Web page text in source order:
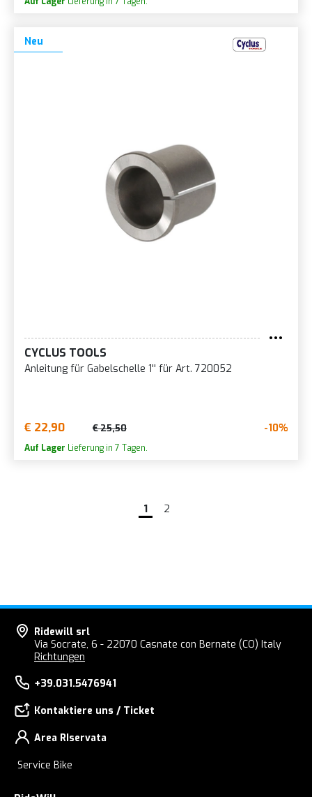
Neu
CYCLUS TOOLS
Anleitung für Gabelschelle 1'' für Art. 720052
€ 22,90 € 25,50 -10%
Auf Lager Lieferung in 7 Tagen.
1 2
Ridewill srl
Via Socrate, 6 - 22070 Casnate con Bernate (CO) Italy
Richtungen
+39.031.5476941
Kontaktiere uns / Ticket
Area RIservata
Service Bike